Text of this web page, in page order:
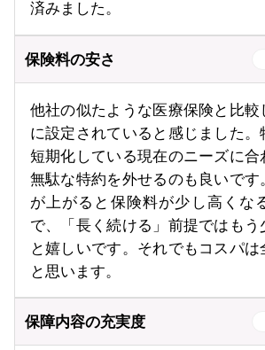
済みました。
保険料の安さ
他社の似たような医療保険と比較
に設定されていると感じました
短期化している現在のニーズに合
無駄な特約を外せるのも良いです
が上がると保険料が少し高くな
で、「長く続ける」前提ではもう
と嬉しいです。それでもコスパ
と思います。
保障内容の充実度